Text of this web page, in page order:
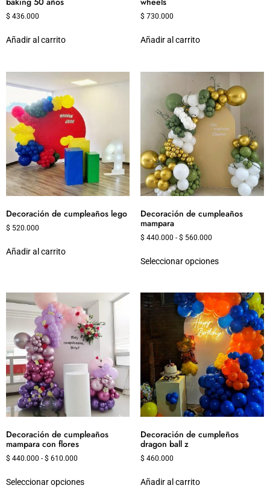
$ 436.000
Añadir al carrito
$ 730.000
Añadir al carrito
Decoración de cumpleaños lego
$ 520.000
Añadir al carrito
Decoración de cumpleaños
mampara
$ 440.000 - $ 560.000
Seleccionar opciones
Decoración de cumpleaños
mampara con flores
$ 440.000 - $ 610.000
Seleccionar opciones
Decoración de cumpleños
dragon ball z
$ 460.000
Añadir al carrito